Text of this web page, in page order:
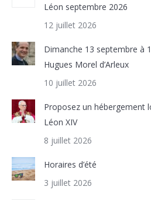
Léon septembre 2026
12 juillet 2026
Dimanche 13 septembre à
Hugues Morel d’Arleux
10 juillet 2026
Proposez un hébergement
Léon XIV
8 juillet 2026
Horaires d’été
3 juillet 2026